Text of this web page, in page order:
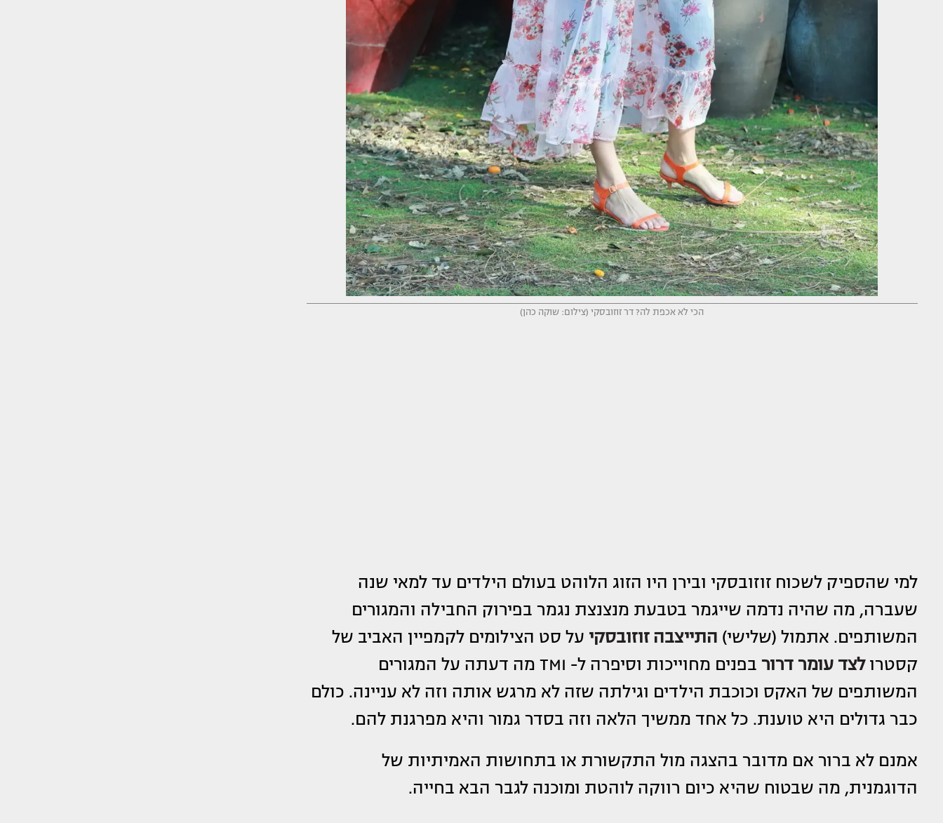
הכי לא אכפת לה? דר זוזובסקי (צילום: שוקה כהן)
למי שהספיק לשכוח זוזובסקי ובירן היו הזוג הלוהט בעולם הילדים עד למאי שנה
שעברה, מה שהיה נדמה שייגמר בטבעת מנצנצת נגמר בפירוק החבילה והמגורים
המשותפים. אתמול (שלישי) התייצבה זוזובסקי על סט הצילומים לקמפיין האביב של
קסטרולצד עומר דרור
בפנים מחוייכות וסיפרה ל- TMI מה דעתה על המגורים
המשותפים של האקס וכוכבת הילדים וגילתה שזה לא מרגש אותה וזה לא עניינה. כולם
כבר גדולים היא טוענת. כל אחד ממשיך הלאה וזה בסדר גמור והיא מפרגנת להם.
אמנם לא ברור אם מדובר בהצגה מול התקשורת או בתחושות האמיתיות של
הדוגמנית, מה שבטוח שהיא כיום רווקה לוהטת ומוכנה לגבר הבא בחייה.